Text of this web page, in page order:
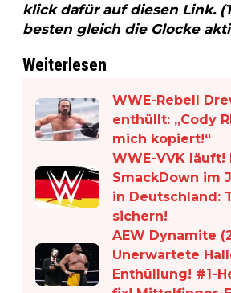
klick dafür auf diesen Link.
besten gleich die Glocke
Weiterlesen
WWE-Rebell
enthüllt: „Cody
mich kopiert!“
WWE-VVK läuft!
SmackDown im
in Deutschland:
sichern!
AEW Dynamite
Unerwartete
Enthüllung! #1-